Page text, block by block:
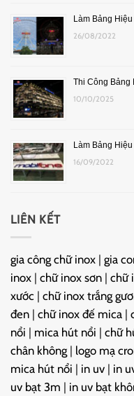
Làm Bảng
26/08/2022
Thi Công Bảng
10/10/2025
Làm Bảng
16/09/2022
LIÊN KẾT
gia công chữ inox | gia
inox | chữ inox sơn | chữ
xước | chữ inox trắng
đen | chữ inox đế mica |
nổi | mica hút nổi | chữ
chân không | logo mạ
mica hút nổi | in uv | in
uv bạt 3m | in uv bạt